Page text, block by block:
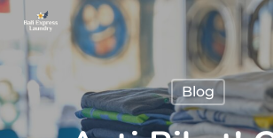
Skip
main
content
Blog